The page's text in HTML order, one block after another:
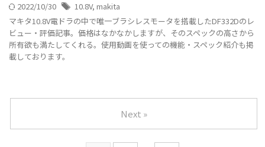
2022/10/30 10.8V, makita
マキタ10.8V電ドラの中で唯一ブラシレスモータを搭載したDF332Dのレ
ビュー・評価記事。価格はなかなかしますが、そのスペックの高さから
所有欲も満たしてくれる。使用動画を使っての機能・スペック紹介も掲
載しております。
Next »